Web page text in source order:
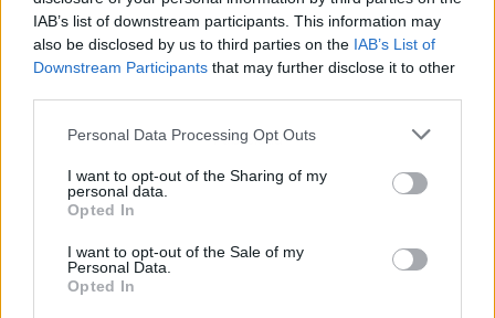
IAB’s list of downstream participants. This information may
also be disclosed by us to third parties on the IAB’s List of
Downstream Participants that may further disclose it to other
Personal Data Processing Opt Outs
I want to opt-out of the Sharing of my
personal data.
Opted In
I want to opt-out of the Sale of my
Personal Data.
Opted In
Publicidad